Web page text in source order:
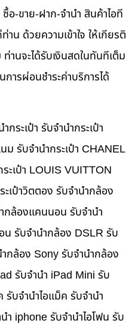
อ-ขาย-ฝาก-จำนำ สินค้าไอที
าน ด้วยความเข้าใจ ให้เกียรติ
านจะได้รับเงินสดในทันทีเต็ม
ารผ่อนชำระค่าบริการได้
ระเป๋า รับจำนำกระเป๋า
ม รับจำนำกระเป๋า CHANEL
ะเป๋า LOUIS VUITTON
ะเป๋าวิตตอง รับจำนำกล้อง
กล้องแคนนอน รับจำนำ
รับจำนำกล้อง DSLR รับ
กล้อง Sony รับจำนำกล้อง
รับจำนำ iPad Mini รับ
บจำนำไอแม็ค รับจำนำ
iphone รับจำนำไอโฟน รับ